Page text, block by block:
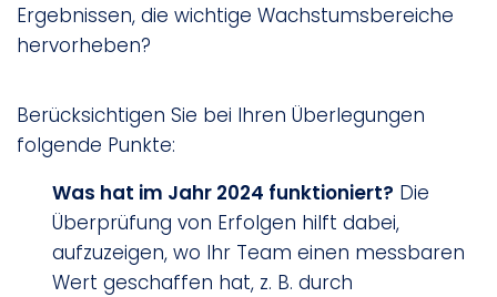
Ergebnissen, die wichtige Wachstumsbereiche
hervorheben?
Berücksichtigen Sie bei Ihren Überlegungen
folgende Punkte:
Was hat im Jahr 2024 funktioniert? Die
Überprüfung von Erfolgen hilft dabei,
aufzuzeigen, wo Ihr Team einen messbaren
Wert geschaffen hat, z. B. durch